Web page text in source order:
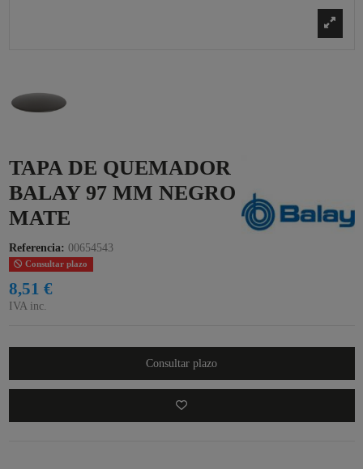
TAPA DE QUEMADOR
BALAY 97 MM NEGRO
MATE
Referencia: 00654543
Consultar plazo
8,51 €
IVA inc.
Consultar plazo